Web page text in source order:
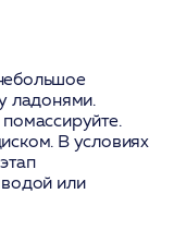
ладонями.
В условиях
водой или